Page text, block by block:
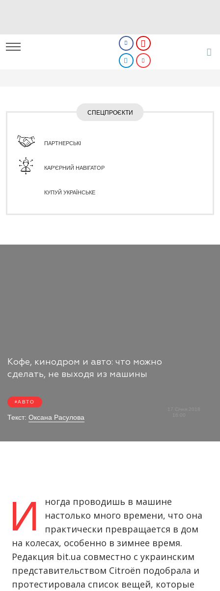
СПЕЦПРОЄКТИ
ПАРТНЕРСЬКІ
КАР'ЄРНИЙ НАВІГАТОР
КУПУЙ УКРАЇНСЬКЕ
Кофе, кинодром и авто: что можно
сделать, не выходя из машины
АВТО
Текст: Оксана Расулова
17 Січня 2018
И
ногда проводишь в машине
настолько много времени, что она
практически превращается в дом
на колесах, особенно в зимнее время.
Редакция bit.ua совместно с украинским
представительством Citroёn подобрала и
протестировала список вещей, которые